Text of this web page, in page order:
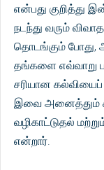
என்பது குறித்து
நடந்து வரும்
தொடங்கும் போது,
தங்களை எவ்வாறு
சரியான
இவை அனைத்தும்
வழிகாட்டுதல்
என்றார்.